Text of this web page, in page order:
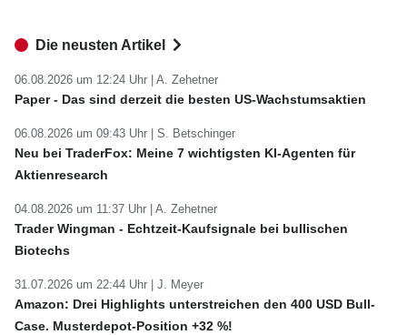
Die neusten Artikel
06.08.2026 um 12:24 Uhr | A. Zehetner
Paper - Das sind derzeit die besten US-Wachstumsaktien
06.08.2026 um 09:43 Uhr | S. Betschinger
Neu bei TraderFox: Meine 7 wichtigsten KI-Agenten für
Aktienresearch
04.08.2026 um 11:37 Uhr | A. Zehetner
Trader Wingman - Echtzeit-Kaufsignale bei bullischen
Biotechs
31.07.2026 um 22:44 Uhr | J. Meyer
Amazon: Drei Highlights unterstreichen den 400 USD Bull-
Case. Musterdepot-Position +32 %!